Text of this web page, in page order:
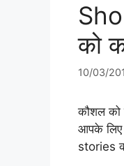
को
10/03/
कौशल
आपके लिए
stories